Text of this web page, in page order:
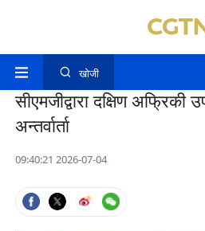
खोजी
सीएमजीद्वारा दक्षिण अफ्रिकी
अन्तर्वार्ता
09:40:21 2026-07-04